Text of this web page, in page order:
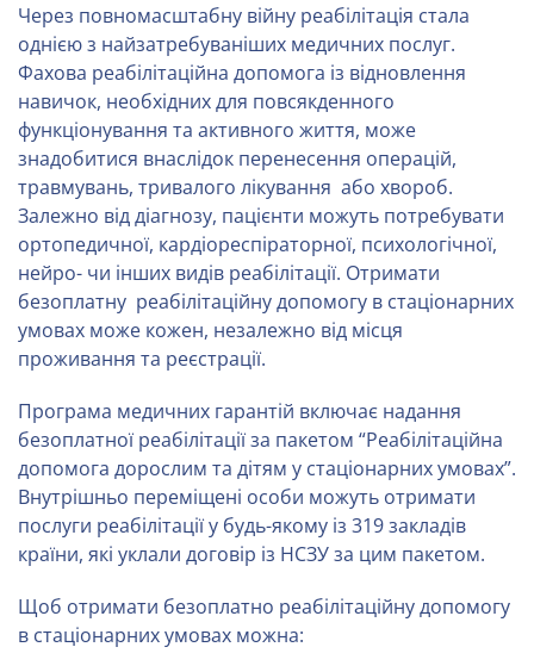
Через повномасштабну війну реабілітація стала
однією з найзатребуваніших медичних послуг.
Фахова реабілітаційна допомога із відновлення
навичок, необхідних для повсякденного
функціонування та активного життя, може
знадобитися внаслідок перенесення операцій,
травмувань, тривалого лікування або хвороб.
Залежно від діагнозу, пацієнти можуть потребувати
ортопедичної, кардіореспіраторної, психологічної,
нейро- чи інших видів реабілітації. Отримати
безоплатну реабілітаційну допомогу в стаціонарних
умовах може кожен, незалежно від місця
проживання та реєстрації.
Програма медичних гарантій включає надання
безоплатної реабілітації за пакетом “Реабілітаційна
допомога дорослим та дітям у стаціонарних умовах”.
Внутрішньо переміщені особи можуть отримати
послуги реабілітації у будь-якому із 319 закладів
країни, які уклали договір із НСЗУ за цим пакетом.
Щоб отримати безоплатно реабілітаційну допомогу
в стаціонарних умовах можна: